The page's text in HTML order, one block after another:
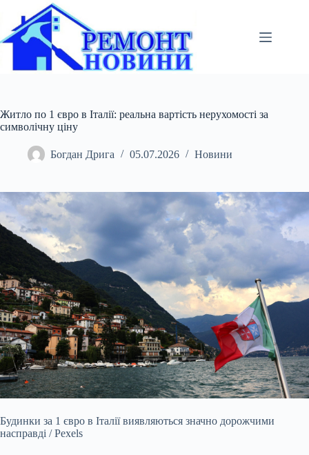
вмісту
Житло по 1 євро в Італії: реальна вартість нерухомості за
символічну ціну
Богдан Дрига 05.07.2026 Новини
Будинки за 1 євро в Італії виявляються значно дорожчими
насправді / Pexels